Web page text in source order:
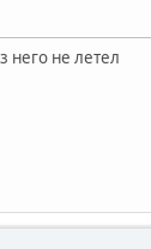
него не летел